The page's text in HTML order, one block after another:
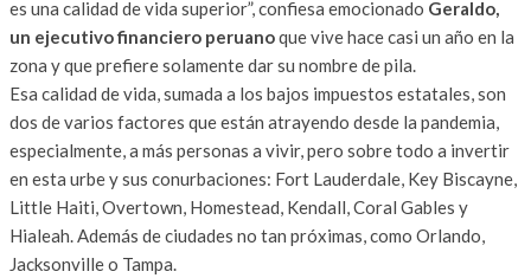
es una calidad de vida superior”, confiesa emocionado Geraldo,
un ejecutivo financiero peruanoque vive hace casi un año en la
zona y que prefiere solamente dar su nombre de pila.
Esa calidad de vida, sumada a los bajos impuestos estatales, son
dos de varios factores que están atrayendo desde la pandemia,
especialmente, a más personas a vivir, pero sobre todo a invertir
en esta urbe y sus conurbaciones: Fort Lauderdale, Key Biscayne,
Little Haiti, Overtown, Homestead, Kendall, Coral Gables y
Hialeah. Además de ciudades no tan próximas, como Orlando,
Jacksonville o Tampa.